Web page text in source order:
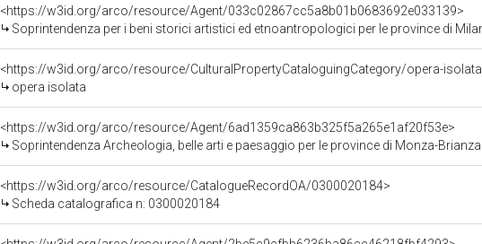
<https://w3id.org/arco/resource/Agent/033c02867cc5a8b01b0683692e033139>
Soprintendenza per i beni storici artistici ed etnoantropologici per le province di
<https://w3id.org/arco/resource/CulturalPropertyCataloguingCategory/opera-
opera isolata
<https://w3id.org/arco/resource/Agent/6ad1359ca863b325f5a265e1af20f53e>
Soprintendenza Archeologia, belle arti e paesaggio per le province di Monza-Brianza
<https://w3id.org/arco/resource/CatalogueRecordOA/0300020184>
Scheda catalografica n: 0300020184